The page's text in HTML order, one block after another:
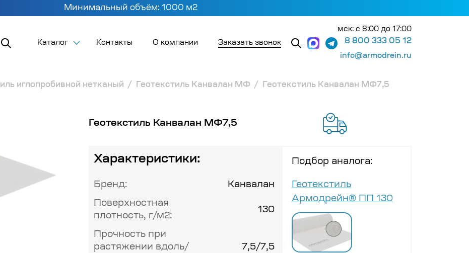
Каталог Контакты О компании Заказать звонок
мск: с 8:00 до 17:00
8 800 333 05 12
info@armodrein.ru
иглопробивной нетканый Геотекстиль Канвалан МФ Геотекстиль Канвалан МФ7,5
Геотекстиль Канвалан МФ7,5
Характеристики:
Бренд: Канвалан
Поверхностная
плотность, г/м2:
130
Прочность при
растяжении вдоль/
7,5/7,5
Подбор аналога:
Геотекстиль
Армодрейн® ПП 130
Минимальный объём: 1000 м2